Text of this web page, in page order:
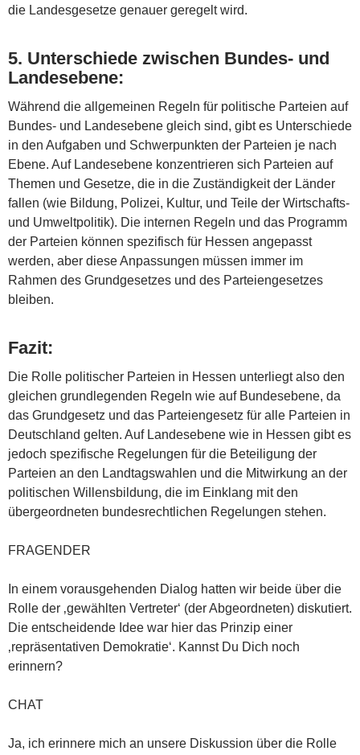
die Landesgesetze genauer geregelt wird.
5. Unterschiede zwischen Bundes- und
Landesebene:
Während die allgemeinen Regeln für politische Parteien auf
Bundes- und Landesebene gleich sind, gibt es Unterschiede
in den Aufgaben und Schwerpunkten der Parteien je nach
Ebene. Auf Landesebene konzentrieren sich Parteien auf
Themen und Gesetze, die in die Zuständigkeit der Länder
fallen (wie Bildung, Polizei, Kultur, und Teile der Wirtschafts-
und Umweltpolitik). Die internen Regeln und das Programm
der Parteien können spezifisch für Hessen angepasst
werden, aber diese Anpassungen müssen immer im
Rahmen des Grundgesetzes und des Parteiengesetzes
bleiben.
Fazit:
Die Rolle politischer Parteien in Hessen unterliegt also den
gleichen grundlegenden Regeln wie auf Bundesebene, da
das Grundgesetz und das Parteiengesetz für alle Parteien in
Deutschland gelten. Auf Landesebene wie in Hessen gibt es
jedoch spezifische Regelungen für die Beteiligung der
Parteien an den Landtagswahlen und die Mitwirkung an der
politischen Willensbildung, die im Einklang mit den
übergeordneten bundesrechtlichen Regelungen stehen.
FRAGENDER
In einem vorausgehenden Dialog hatten wir beide über die
Rolle der ‚gewählten Vertreter‘ (der Abgeordneten) diskutiert.
Die entscheidende Idee war hier das Prinzip einer
‚repräsentativen Demokratie‘. Kannst Du Dich noch
erinnern?
CHAT
Ja, ich erinnere mich an unsere Diskussion über die Rolle